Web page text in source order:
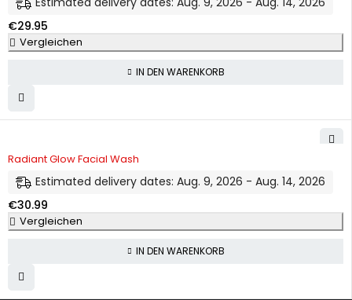
€29.95
Vergleichen
IN DEN WARENKORB
Radiant Glow Facial Wash
Estimated delivery dates: Aug. 9, 2026 - Aug. 14, 2026
€30.99
Vergleichen
IN DEN WARENKORB